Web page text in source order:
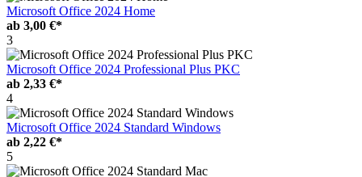
Microsoft Office 2024 Home
ab 3,00 €*
3
Microsoft Office 2024 Professional Plus PKC
ab 2,33 €*
4
Microsoft Office 2024 Standard Windows
ab 2,22 €*
5